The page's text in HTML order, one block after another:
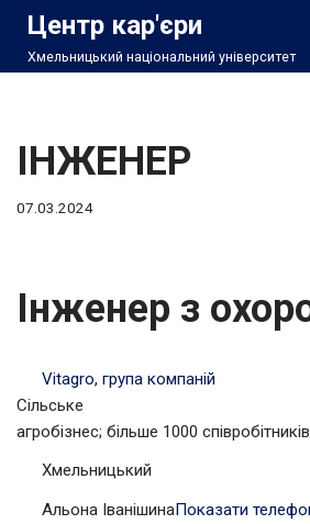
Перейти
Центр кар'єри
Хмельницький національний університет
ІНЖЕНЕР
07.03.2024
Інженер з
Vitagro, група компаній
Сільське
агробізнес; більше 1000 співробітників
Хмельницький
Альона ІванішинаПоказати